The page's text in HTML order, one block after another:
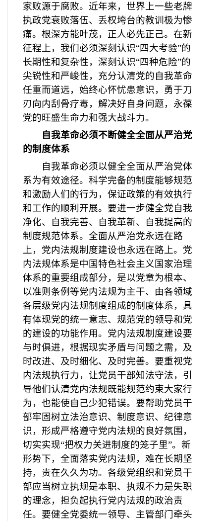
家败源于腐败。近年来，世界上一些老牌
执政党衰败落伍、丢权垮台的教训极为惨
痛。根深方能叶茂，正人必先正己。在新
征程上，我们必须深刻认识“四大考验”的
长期性和复杂性，深刻认识“四种危险”的
尖锐性和严峻性，充分认清党的自我革命
任重而道远，始终心怀忧患意识，勇于刀
刃向内刮骨疗毒，解决好自身问题，永葆
党的旺盛生命力和强大战斗力。
自我革命必须不断健全全面从严治党
的制度体系
自我革命必须以健全全面从严治党体
系为有效途径。科学完备的制度能够规范
和激励人们的行为，保证政策的有效执行
和工作的顺利开展。要进一步健全党自我
净化、自我完善、自我革新、自我提高的
制度规范体系。全面从严治党永远在路
上，党内法规制度建设也永远在路上。党
内法规体系是中国特色社会主义国家治理
体系的重要组成部分，是以党章为根本、
以准则条例等党内法规为主干、由各领域
各层级党内法规制度组成的制度体系，具
有体现党的统一意志、规范党的领导和党
的建设的功能作用。党内法规制度建设要
与时俱进，根据现实矛盾与问题之需，及
时改进、及时细化、及时完善。要重视党
内法规执行力，让党员干部知法守法，引
导他们认清党内法规既能规范约束大家行
为，也能使自己少犯错误。要帮助党员干
部牢固树立法治意识、制度意识、纪律意
识，形成严格遵守党内法规的良好氛围，
切实实现“把权力关进制度的笼子里”。新
形势下，全面落实党内法规，难在长期坚
持，贵在久久为功。各级党组织和党员干
部应当树立执规是本职、执规不力是失职
的理念，担负起执行党内法规的政治责
任。要健全党委统一领导、主管部门牵头